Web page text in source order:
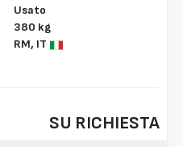
Usato
380 kg
RM, IT
SU RICHIESTA